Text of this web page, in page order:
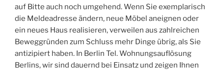
auf Bitte auch noch umgehend. Wenn Sie exemplarisch
die Meldeadresse ändern, neue Möbel aneignen oder
ein neues Haus realisieren, verweilen aus zahlreichen
Beweggründen zum Schluss mehr Dinge übrig, als Sie
antizipiert haben. In Berlin Tel. Wohnungsauflösung
Berlins, wir sind dauernd bei Einsatz und zeigen Ihnen